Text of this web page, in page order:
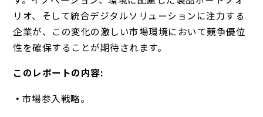
リオ、そして統合デジタルソリューションに注力する
企業が、この変化の激しい市場環境において競争優位
性を確保することが期待されます。
このレポートの内容:
市場参入戦略。